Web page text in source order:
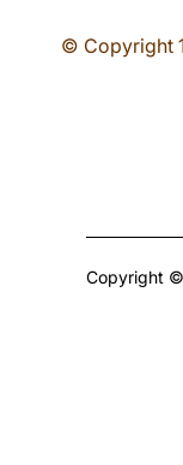
© Copyright
Copyright ©